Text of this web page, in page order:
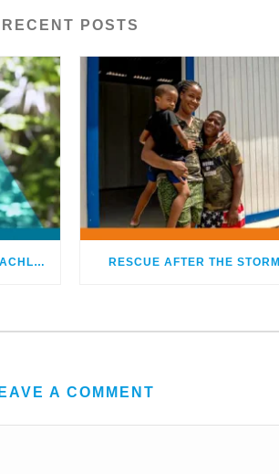
RECENT POSTS
MISSHANDELT UND VERNACHLÄSSIGT – DOCH GOTT HEILTE MEINE WUNDEN RESCUE AFTER THE STORM
A COMMENT